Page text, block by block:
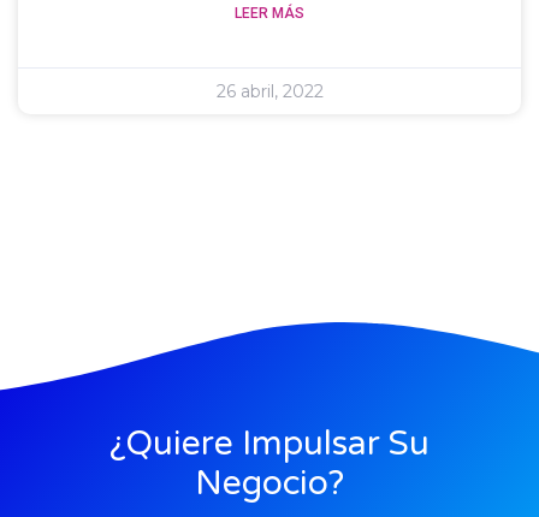
LEER MÁS
26 abril, 2022
¿Quiere Impulsar Su
Negocio?